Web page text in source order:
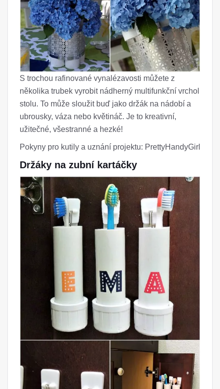
S trochou rafinované vynalézavosti můžete z
několika trubek vyrobit nádherný multifunkční vrchol
stolu. To může sloužit buď jako držák na nádobí a
ubrousky, váza nebo květináč. Je to kreativní,
užitečné, všestranné a hezké!
Pokyny pro kutily a uznání projektu: PrettyHandyGirl
Držáky na zubní kartáčky